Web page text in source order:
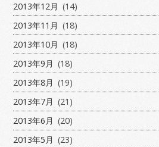
2013年12月 (14)
2013年11月 (18)
2013年10月 (18)
2013年9月 (18)
2013年8月 (19)
2013年7月 (21)
2013年6月 (20)
2013年5月 (23)